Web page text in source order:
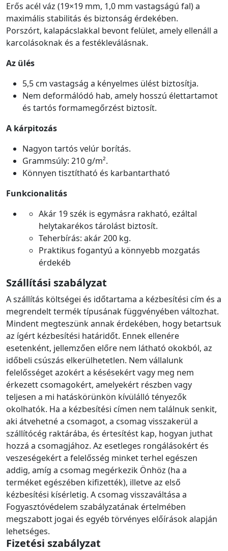
Erős acél váz (19×19 mm, 1,0 mm vastagságú fal) a
maximális stabilitás és biztonság érdekében.
Porszórt, kalapácslakkal bevont felület, amely ellenáll a
karcolásoknak és a festékleválásnak.
Az ülés
5,5 cm vastagság a kényelmes ülést biztosítja.
Nem deformálódó hab, amely hosszú élettartamot
és tartós formamegőrzést biztosít.
A kárpitozás
Nagyon tartós velúr borítás.
Grammsúly: 210 g/m².
Könnyen tisztítható és karbantartható
Funkcionalitás
Akár 19 szék is egymásra rakható, ezáltal
helytakarékos tárolást biztosít.
Teherbírás: akár 200 kg.
Praktikus fogantyú a könnyebb mozgatás
érdekéb
Szállítási szabályzat
A szállítás költségei és időtartama a kézbesítési cím és a
megrendelt termék típusának függvényében változhat.
Mindent megteszünk annak érdekében, hogy betartsuk
az ígért kézbesítési határidőt. Ennek ellenére
esetenként, jellemzően előre nem látható okokból, az
időbeli csúszás elkerülhetetlen. Nem vállalunk
felelősséget azokért a késésekért vagy meg nem
érkezett csomagokért, amelyekért részben vagy
teljesen a mi hatáskörünkön kívülálló tényezők
okolhatók. Ha a kézbesítési címen nem találnuk senkit,
aki átvehetné a csomagot, a csomag visszakerül a
szállítócég raktárába, és értesítést kap, hogyan juthat
hozzá a csomagjához. Az esetleges rongálásokért és
veszeségekért a felelősség minket terhel egészen
addig, amíg a csomag megérkezik Önhöz (ha a
terméket egészében kifizették), illetve az első
kézbesítési kísérletig. A csomag visszaváltása a
Fogyasztóvédelem szabályzatának értelmében
megszabott jogai és egyéb törvényes előírások alapján
lehetséges.
Fizetési szabályzat